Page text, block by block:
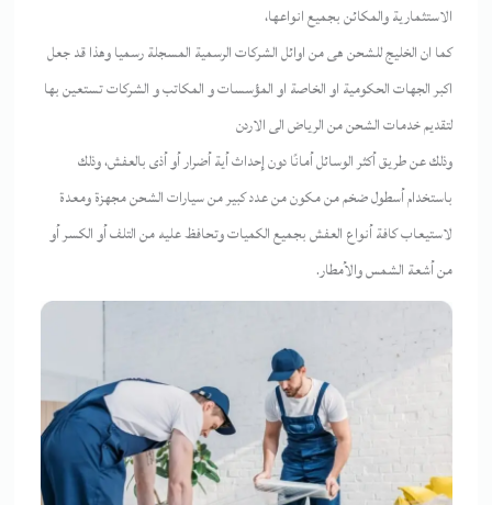
الاستثمارية والمكائن بجميع انواعها،
كما ان الخليج للشحن هى من اوائل الشركات الرسمية المسجلة رسميا وهذا قد جعل
اكبر الجهات الحكومية او الخاصة او المؤسسات و المكاتب و الشركات تستعين بها
لتقديم خدمات الشحن من الرياض الى الاردن
وذلك عن طريق أكثر الوسائل أمانًا دون إحداث أية أضرار أو أذى بالعفش، وذلك
باستخدام أسطول ضخم من مكون من عدد كبير من سيارات الشحن مجهزة ومعدة
لاستيعاب كافة أنواع العفش بجميع الكميات وتحافظ عليه من التلف أو الكسر أو
من أشعة الشمس والأمطار.